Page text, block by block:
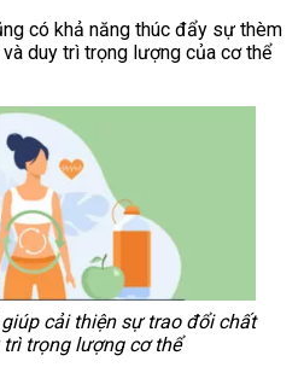
có khả năng thúc đẩy sự thèm
duy trì trọng lượng của cơ thể
cải thiện sự trao đổi chất
trọng lượng cơ thể